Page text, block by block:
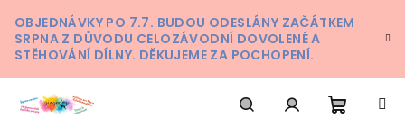
na
obsah
OBJEDNÁVKY PO 7.7. BUDOU ODESLÁNY ZAČÁTKEM
SRPNA Z DŮVODU CELOZÁVODNÍ DOVOLENÉ A
STĚHOVÁNÍ DÍLNY. DĚKUJEME ZA POCHOPENÍ.